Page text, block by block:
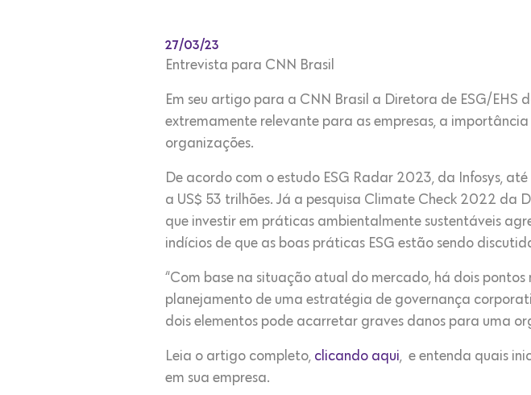
27/03/23
Entrevista para CNN Brasil
Em seu artigo para a CNN Brasil a Diretora de ESG/
extremamente relevante para as empresas, a
organizações.
De acordo com o estudo ESG Radar 2023, da Infosys,
a US$ 53 trilhões. Já a pesquisa Climate Check 2022 da
que investir em práticas ambientalmente sustentáveis
indícios de que as boas práticas ESG estão sendo
“Com base na situação atual do mercado, há dois
planejamento de uma estratégia de governança
dois elementos pode acarretar graves danos para uma
Leia o artigo completo, clicando aqui, e entenda quais
em sua empresa.